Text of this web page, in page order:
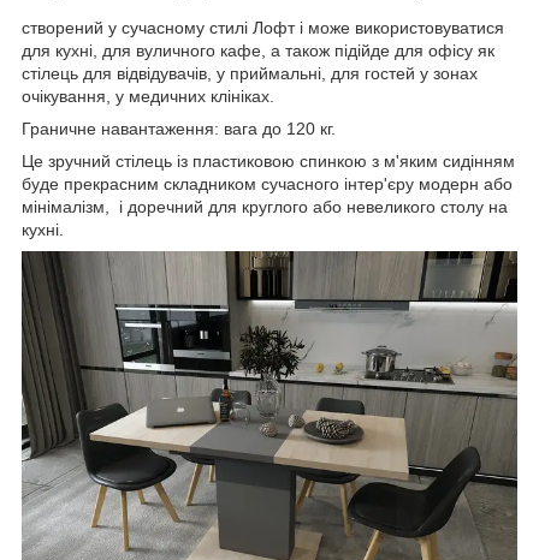
створений у сучасному стилі Лофт і може використовуватися
для кухні, для вуличного кафе, а також підійде для офісу як
стілець для відвідувачів, у приймальні, для гостей у зонах
очікування, у медичних клініках.
Граничне навантаження: вага до 120 кг.
Це зручний стілець із пластиковою спинкою з м'яким сидінням
буде прекрасним складником сучасного інтер'єру модерн або
мінімалізм, і доречний для круглого або невеликого столу на
кухні.